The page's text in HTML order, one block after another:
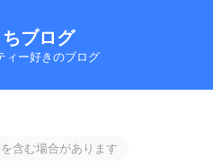
ブログ
ィー好きのブログ
含む場合があります